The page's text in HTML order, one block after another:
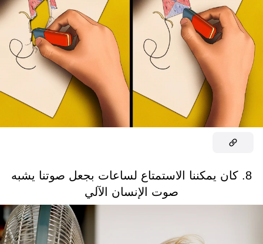
8. كان يمكننا الاستمتاع لساعات بجعل صوتنا يشبه
صوت الإنسان الآلي